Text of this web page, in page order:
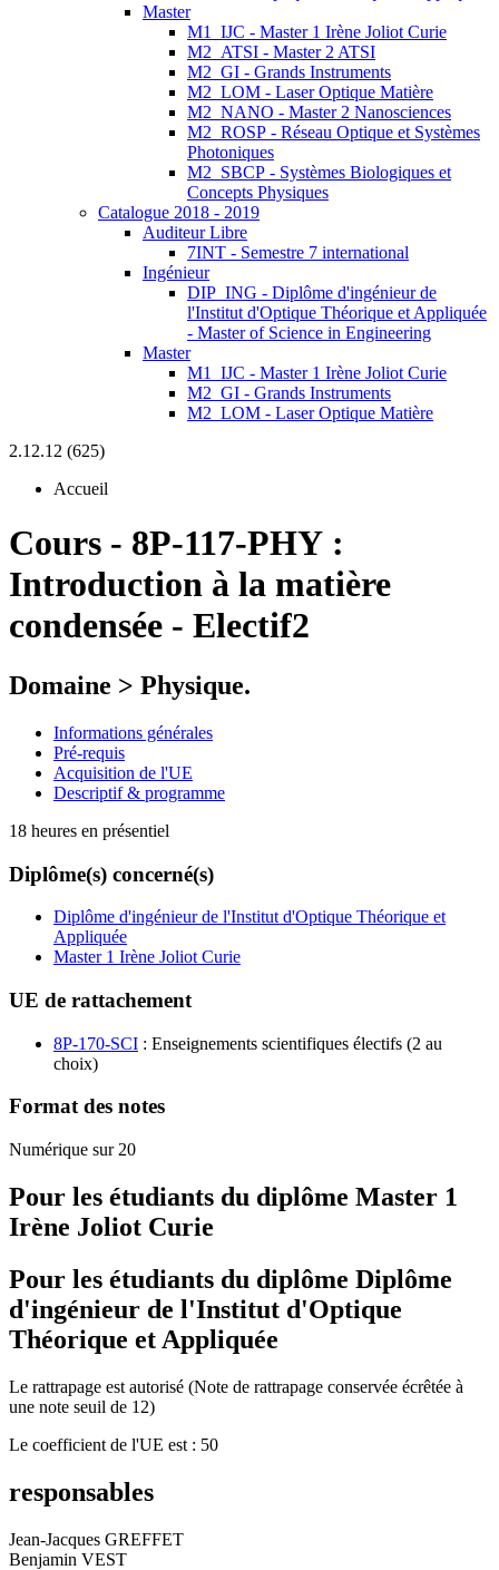
Master
M1_IJC - Master 1 Irène Joliot Curie
M2_ATSI - Master 2 ATSI
M2_GI - Grands Instruments
M2_LOM - Laser Optique Matière
M2_NANO - Master 2 Nanosciences
M2_ROSP - Réseau Optique et Systèmes
Photoniques
M2_SBCP - Systèmes Biologiques et
Concepts Physiques
Catalogue 2018 - 2019
Auditeur Libre
7INT - Semestre 7 international
Ingénieur
DIP_ING - Diplôme d'ingénieur de
l'Institut d'Optique Théorique et Appliquée
- Master of Science in Engineering
Master
M1_IJC - Master 1 Irène Joliot Curie
M2_GI - Grands Instruments
M2_LOM - Laser Optique Matière
2.12.12 (625)
Accueil
Cours - 8P-117-PHY :
Introduction à la matière
condensée - Electif2
Domaine > Physique.
Informations générales
Pré-requis
Acquisition de l'UE
Descriptif & programme
18 heures en présentiel
Diplôme(s) concerné(s)
Diplôme d'ingénieur de l'Institut d'Optique Théorique et
Appliquée
Master 1 Irène Joliot Curie
UE de rattachement
8P-170-SCI : Enseignements scientifiques électifs (2 au
choix)
Format des notes
Numérique sur 20
Pour les étudiants du diplôme Master 1
Irène Joliot Curie
Pour les étudiants du diplôme Diplôme
d'ingénieur de l'Institut d'Optique
Théorique et Appliquée
Le rattrapage est autorisé (Note de rattrapage conservée écrêtée à
une note seuil de 12)
Le coefficient de l'UE est : 50
responsables
Jean-Jacques GREFFET
Benjamin VEST